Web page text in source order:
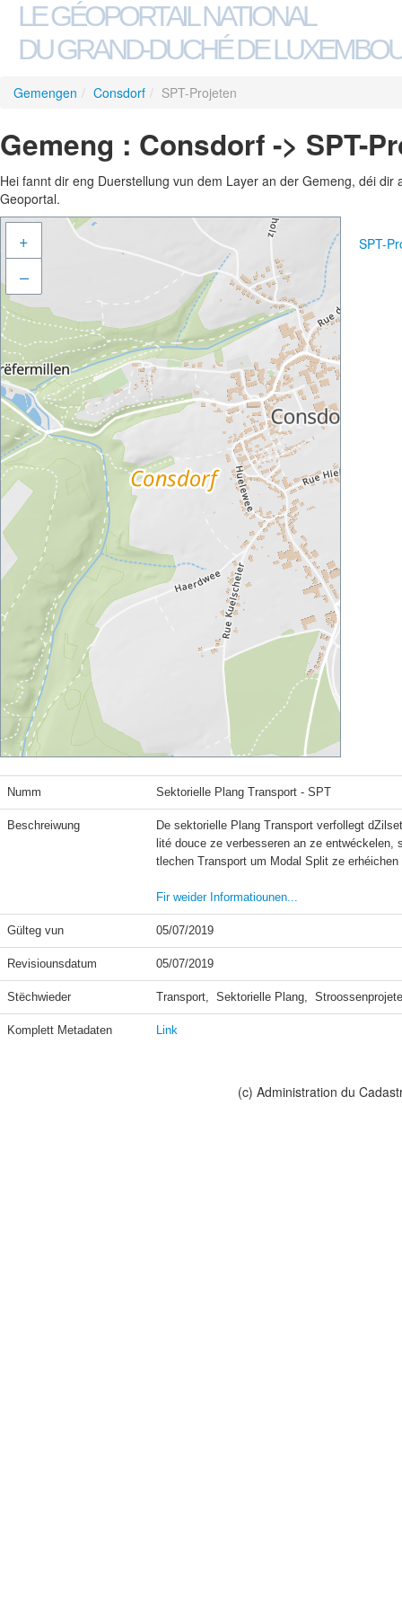
LE GÉOPORTAIL NATIONAL
DU GRAND-DUCHÉ DE
Gemengen / Consdorf / SPT-Projeten
Gemeng : Consdorf -> SPT-
Hei fannt dir eng Duerstellung vun dem Layer an der Gemeng, déi
Geoportal.
+
–
SPT-
Numm Sektorielle Plang Transport - SPT
Beschreiwung
De sektorielle Plang Transport verfollegt
lité douce ze verbesseren an ze
tlechen Transport um Modal Split ze erhéichen
Fir weider Informatiounen...
Gülteg vun 05/07/2019
Revisiounsdatum 05/07/2019
Stëchwieder Transport,  Sektorielle Plang,
Komplett Metadaten Link
(c) Administration du